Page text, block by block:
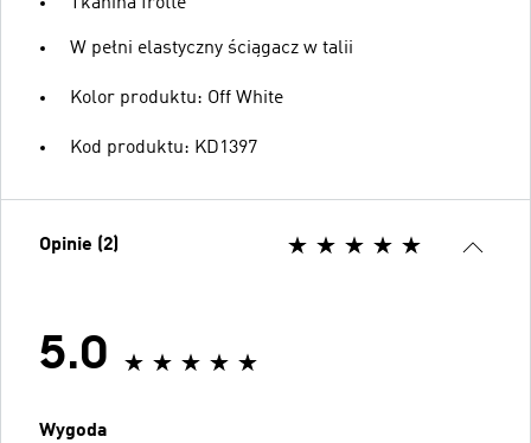
W pełni elastyczny ściągacz w talii
Kolor produktu: Off White
Kod produktu: KD1397
Opinie (2)
5.0
Wygoda